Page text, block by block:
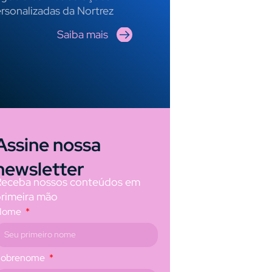
da Nortrez
Saiba mais
nossa
nossos conteúdos em
mão